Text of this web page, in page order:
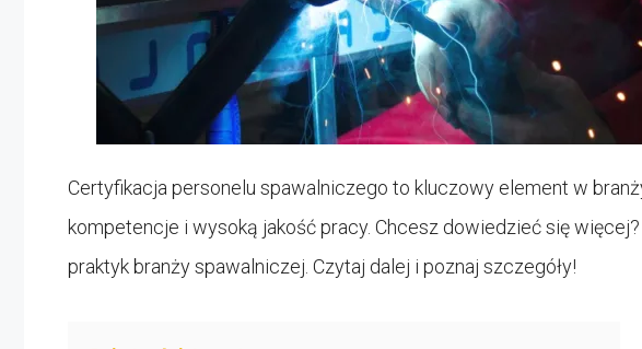
Certyfikacja personelu spawalniczego to kluczowy element w
kompetencje i wysoką jakość pracy. Chcesz dowiedzieć się
praktyk branży spawalniczej. Czytaj dalej i poznaj szczegóły!